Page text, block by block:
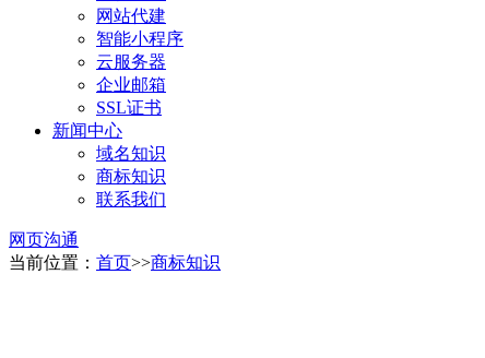
网站代建
智能小程序
云服务器
企业邮箱
SSL证书
新闻中心
域名知识
商标知识
联系我们
网页沟通
当前位置： 首页>>商标知识